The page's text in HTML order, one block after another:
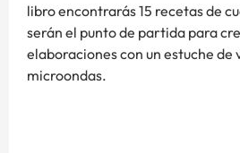
libro encontrarás 15 recetas de
serán el punto de partida para
elaboraciones con un estuche de
microondas.